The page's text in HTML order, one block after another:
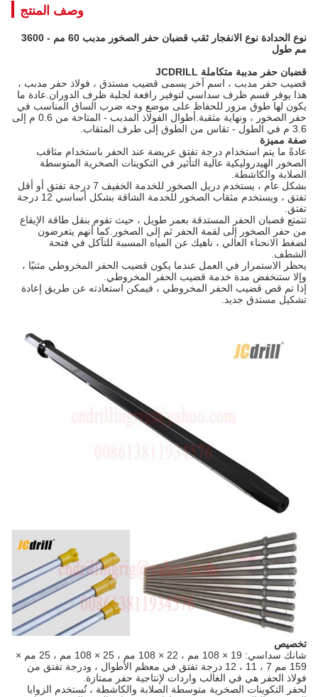
وصف المنتج
نوع الحدادة نوع الانفجار ثقب قضبان حفر الصخور مدبب 60 مم - 3600
مم طول
قضبان حفر مدببة متكاملة JCDRILL
قضيب حفر مدبب ، اسم آخر يسمى قضيب مستدق ، فولاذ حفر مدبب ،
هذا يوفر قسم ظرف سداسي لتوفير رافعة لجلبة ظرف الدوران.عادة ما
يكون لها طوق مزور للحفاظ على موضع وجه ضرب الساق المناسب في
حفر الصخور ، ونهاية مثقبة.أطوال الفولاذ المدبب - المتاحة من 0.6 م إلى
3.6 م في الطول - تقاس من الطوق إلى طرف المثقاب.
صفة مميزة
عادةً ما يتم استخدام درجة تفتق عريضة عند الحفر باستخدام مثاقب
الصخور الهيدروليكية عالية التأثير في التكوينات الصخرية المتوسطة
الصلابة والكاشطة.
بشكل عام ، يستخدم دريل الصخور للخدمة الخفيف 7 درجة تفتق أو أقل
تفتق ، ويستخدم مثقاب الصخور للخدمة الشاقة بشكل أساسي 12 درجة
تفتق.
تتمتع قضبان الحفر المستدقة بعمر طويل ، حيث تقوم بنقل طاقة الإيقاع
من حفر الصخور إلى لقمة الحفر ثم إلى الصخور.كما أنهم يتعرضون
لضغط الانحناء العالي ، ناهيك عن المياه المسببة للتآكل في فتحة
الشطف.
يحظر الاستمرار في العمل عندما يكون قضيب الحفر المخروطي مثنيًا ،
وإلا ستنخفض مدة خدمة قضيب الحفر المخروطي.
إذا تم قص قضيب الحفر المخروطي ، فيمكن استعادته عن طريق إعادة
تشكيل مستدق جديد.
تخصيص
شانك سداسي: 19 × 108 مم ، 22 × 108 مم ، 25 × 108 مم ، 25 مم ×
159 مم 7 ، 11 ، 12 درجة تفتق في معظم الأطوال ، ودرجة تفتق من
فولاذ الحفر هي في الغالب واردات لإنتاجية حفر ممتازة.
لحفر التكوينات الصخرية متوسطة الصلابة والكاشطة ، تُستخدم الزوايا